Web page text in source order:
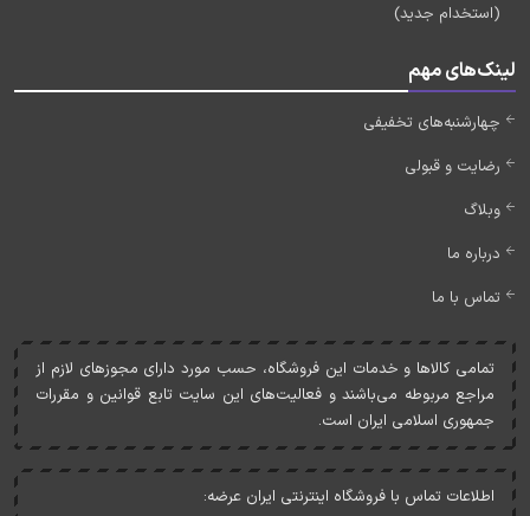
(استخدام جدید)
لینک‌های مهم
چهارشنبه‌های تخفیفی
رضایت و قبولی
وبلاگ
درباره ما
تماس با ما
تمامی کالاها و خدمات اين فروشگاه، حسب مورد دارای مجوزهای لازم از
مراجع مربوطه می‌باشند و فعاليت‌های اين سايت تابع قوانين و مقررات
جمهوری اسلامی ايران است.
اطلاعات تماس با فروشگاه اینترنتی ایران عرضه: